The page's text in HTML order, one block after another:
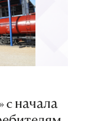
c начала